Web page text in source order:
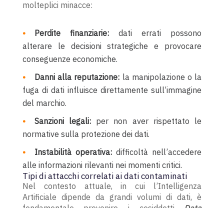
molteplici minacce:
Perdite finanziarie: dati errati possono
alterare le decisioni strategiche e provocare
conseguenze economiche.
Danni alla reputazione: la manipolazione o la
fuga di dati influisce direttamente sull’immagine
del marchio.
Sanzioni legali: per non aver rispettato le
normative sulla protezione dei dati.
Instabilità operativa:difficoltà nell’accedere
alle informazioni rilevanti nei momenti critici.
Tipi di attacchi correlati ai dati contaminati
Nel contesto attuale, in cui l’Intelligenza
Artificiale dipende da grandi volumi di dati, è